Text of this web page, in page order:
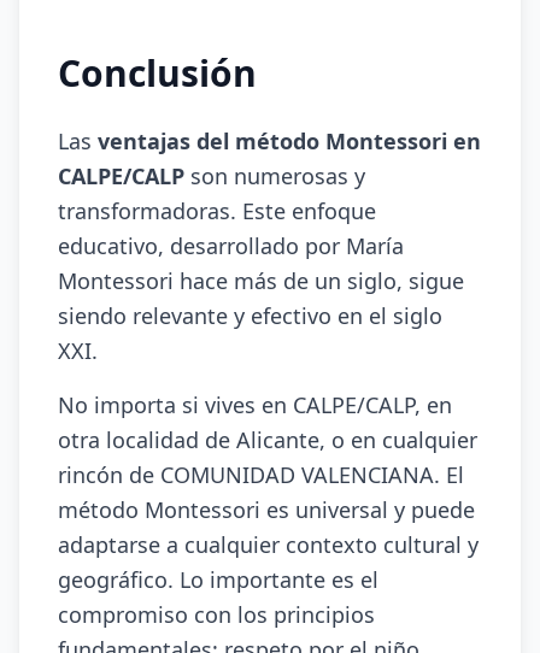
Conclusión
Las ventajas del método Montessori en
CALPE/CALP son numerosas y
transformadoras. Este enfoque
educativo, desarrollado por María
Montessori hace más de un siglo, sigue
siendo relevante y efectivo en el siglo
XXI.
No importa si vives en CALPE/CALP, en
otra localidad de Alicante, o en cualquier
rincón de COMUNIDAD VALENCIANA. El
método Montessori es universal y puede
adaptarse a cualquier contexto cultural y
geográfico. Lo importante es el
compromiso con los principios